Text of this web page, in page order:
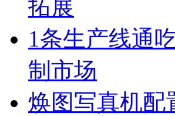
拓展
1条生产线通
制市场
焕图写真机配